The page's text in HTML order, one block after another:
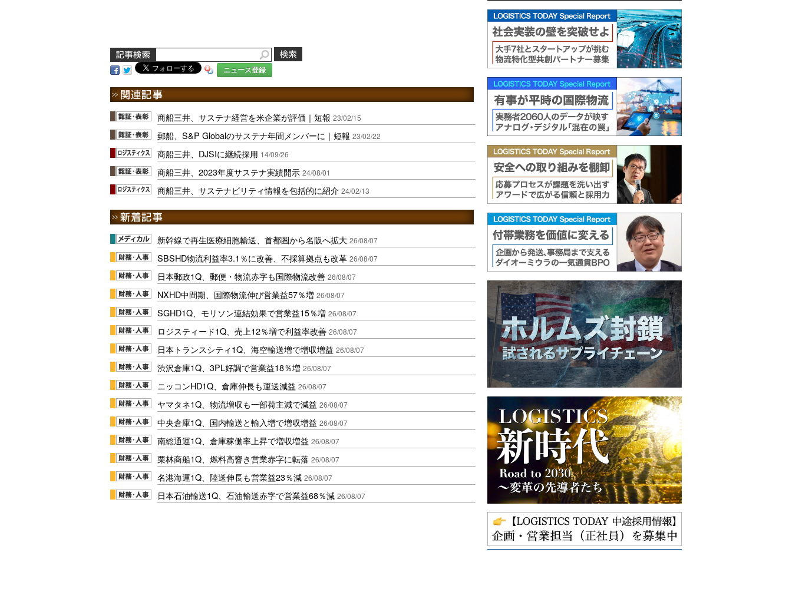
ニュース登録
商船三井、サステナ経営を米企業が評価｜短報 23/02/15
郵船、S&P Globalのサステナ年間メンバーに｜短報 23/02/22
商船三井、DJSIに継続採用 14/09/26
商船三井、2023年度サステナ実績開示 24/08/01
商船三井、サステナビリティ情報を包括的に紹介 24/02/13
新幹線で再生医療細胞輸送、首都圏から名阪へ拡大 26/08/07
SBSHD物流利益率3.1％に改善、不採算拠点も改革 26/08/07
日本郵政1Q、郵便・物流赤字も国際物流改善 26/08/07
NXHD中間期、国際物流伸び営業益57％増 26/08/07
SGHD1Q、モリソン連結効果で営業益15％増 26/08/07
ロジスティード1Q、売上12％増で利益率改善 26/08/07
日本トランスシティ1Q、海空輸送増で増収増益 26/08/07
渋沢倉庫1Q、3PL好調で営業益18％増 26/08/07
ニッコンHD1Q、倉庫伸長も運送減益 26/08/07
ヤマタネ1Q、物流増収も一部荷主減で減益 26/08/07
中央倉庫1Q、国内輸送と輸入増で増収増益 26/08/07
南総通運1Q、倉庫稼働率上昇で増収増益 26/08/07
栗林商船1Q、燃料高響き営業赤字に転落 26/08/07
名港海運1Q、陸送伸長も営業益23％減 26/08/07
日本石油輸送1Q、石油輸送赤字で営業益68％減 26/08/07